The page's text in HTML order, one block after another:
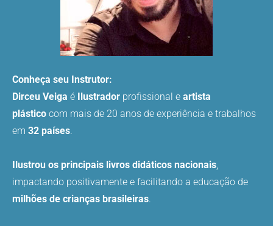
Conheça seu Instrutor:
Dirceu Veiga é Ilustrador profissional e artista
plástico com mais de 20 anos de experiência e trabalhos
em 32 países.
Ilustrou os principais livros didáticos nacionais,
impactando positivamente e facilitando a educação de
milhões de crianças brasileiras.